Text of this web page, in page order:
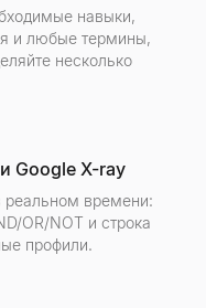
навыки,
и любые термины,
несколько
Google X-ray
реальном времени:
OR/NOT и строка
профили.